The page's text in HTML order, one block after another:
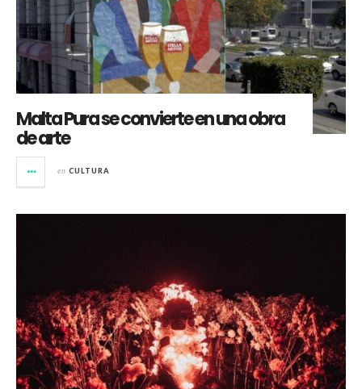
Malta Pura se convierte en una obra
de arte
en CULTURA